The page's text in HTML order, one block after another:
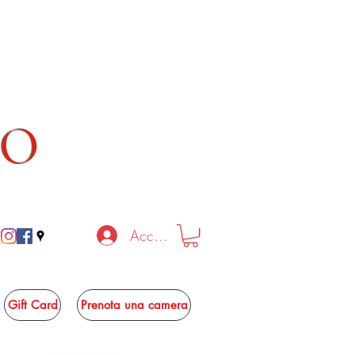
Accedi
Gift Card Prenota una camera